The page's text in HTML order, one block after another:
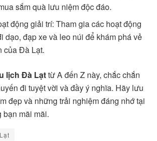
sắm quà lưu niệm độc đáo.
động giải trí: Tham gia các hoạt động
dạo, đạp xe và leo núi để khám phá vẻ
của Đà Lạt.
lịch Đà Lạttừ A đến Z này, chắc chắn
đi tuyệt vời và đầy ý nghĩa. Hãy lưu
đẹp và những trải nghiệm đáng nhớ tại
mãi mãi.